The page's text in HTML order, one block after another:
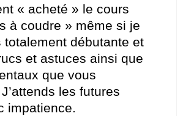
« acheté » le cours
à coudre » même si je
totalement débutante et
et astuces ainsi que
que vous
les futures
impatience.